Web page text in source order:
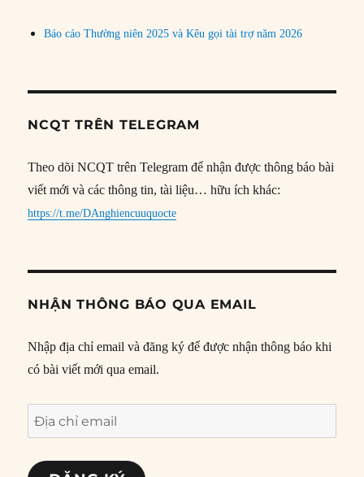
Báo cáo Thường niên 2025 và Kêu gọi tài trợ năm 2026
NCQT TRÊN TELEGRAM
Theo dõi NCQT trên Telegram để nhận được thông báo bài
viết mới và các thông tin, tài liệu… hữu ích khác:
https://t.me/DAnghiencuuquocte
NHẬN THÔNG BÁO QUA EMAIL
Nhập địa chỉ email và đăng ký để được nhận thông báo khi
có bài viết mới qua email.
Địa
chỉ
email